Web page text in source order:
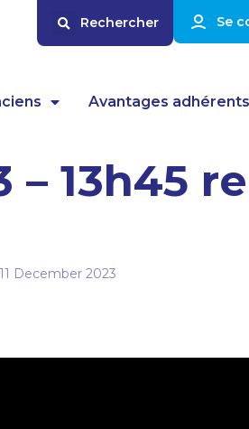
Se
Avantages adhérents
– 13h45
11 December 2023